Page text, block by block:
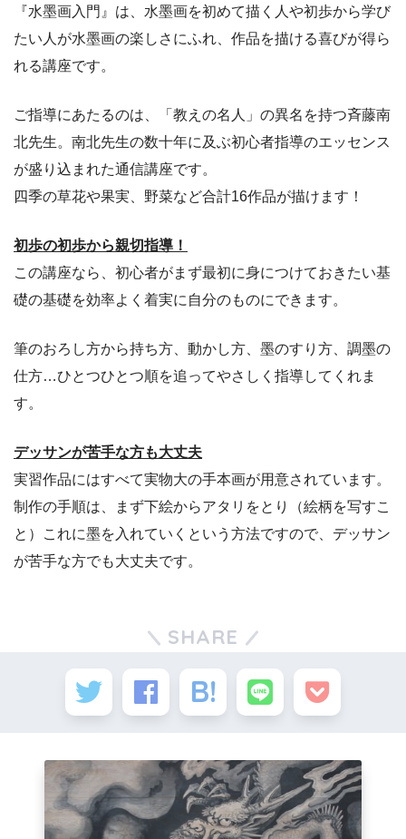
『水墨画入門』は、水墨画を初めて描く人や初歩から学び
たい人が水墨画の楽しさにふれ、作品を描ける喜びが得ら
れる講座です。
ご指導にあたるのは、「教えの名人」の異名を持つ斉藤南
北先生。南北先生の数十年に及ぶ初心者指導のエッセンス
が盛り込まれた通信講座です。
四季の草花や果実、野菜など合計16作品が描けます！
初歩の初歩から親切指導！
この講座なら、初心者がまず最初に身につけておきたい基
礎の基礎を効率よく着実に自分のものにできます。
筆のおろし方から持ち方、動かし方、墨のすり方、調墨の
仕方…ひとつひとつ順を追ってやさしく指導してくれま
す。
デッサンが苦手な方も大丈夫
実習作品にはすべて実物大の手本画が用意されています。
制作の手順は、まず下絵からアタリをとり（絵柄を写すこ
と）これに墨を入れていくという方法ですので、デッサン
が苦手な方でも大丈夫です。
SHARE